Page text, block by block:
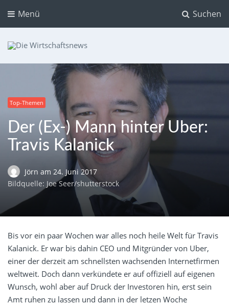
Suchen
Menü
Dein Ratgeber für Aktien und Kryptowährungen
Top-Themen
Der (Ex-) Mann hinter Uber:
Travis Kalanick
Jörn am 24. Juni 2017
Bildquelle: Joe Seer/shutterstock
Bis vor ein paar Wochen war alles noch heile Welt für Travis
Kalanick. Er war bis dahin CEO und Mitgründer von Uber,
einer der derzeit am schnellsten wachsenden Internetfirmen
weltweit. Doch dann verkündete er auf offiziell auf eigenen
Wunsch, wohl aber auf Druck der Investoren hin, erst sein
Amt ruhen zu lassen und dann in der letzen Woche